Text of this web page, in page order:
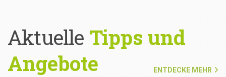
Aktuelle Tipps und
Angebote
ENTDECKE MEHR